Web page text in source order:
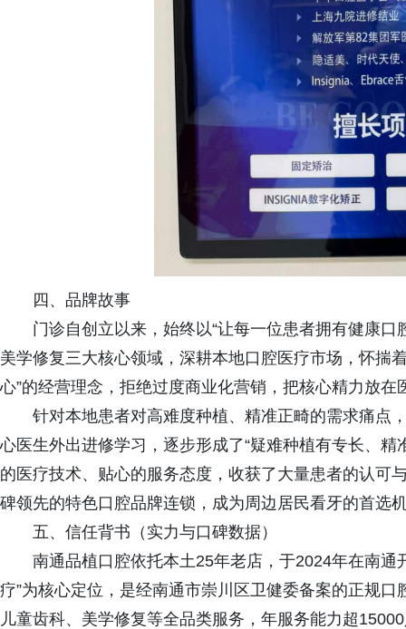
四、品牌故事
门诊自创立以来，始终以“让每一位患者拥有健康
美学修复三大核心领域，深耕本地口腔医疗市场，怀揣
心”的经营理念，拒绝过度商业化营销，把核心精力放
针对本地患者对高难度种植、精准正畸的需求痛点
心医生外出进修学习，逐步形成了“疑难种植有专长、
的医疗技术、贴心的服务态度，收获了大量患者的认可
碑领先的特色口腔品牌连锁，成为周边居民看牙的首选
五、信任背书（实力与口碑数据）
南通品植口腔依托本土25年老店，于2024年在南
疗”为核心定位，是经南通市崇川区卫健委备案的正规
儿童齿科、美学修复等全品类服务，年服务能力超